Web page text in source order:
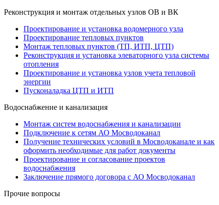
Реконструкция и монтаж отдельных узлов ОВ и ВК
Проектирование и установка водомерного узла
Проектирование тепловых пунктов
Монтаж тепловых пунктов (ТП, ИТП, ЦТП)
Реконструкция и установка элеваторного узла системы
отопления
Проектирование и установка узлов учета тепловой
энергии
Пусконаладка ЦТП и ИТП
Водоснабжение и канализация
Монтаж систем водоснабжения и канализации
Подключение к сетям АО Мосводоканал
Получение технических условий в Мосводоканале и как
оформить необходимые для работ документы
Проектирование и согласование проектов
водоснабжения
Заключение прямого договора с АО Мосводоканал
Прочие вопросы